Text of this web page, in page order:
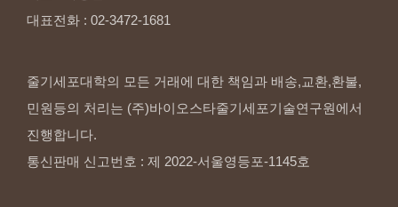
대표전화 : 02-3472-1681
줄기세포대학의 모든 거래에 대한 책임과 배송,교환,환불,
민원등의 처리는 (주)바이오스타줄기세포기술연구원에서
진행합니다.
통신판매 신고번호 : 제 2022-서울영등포-1145호